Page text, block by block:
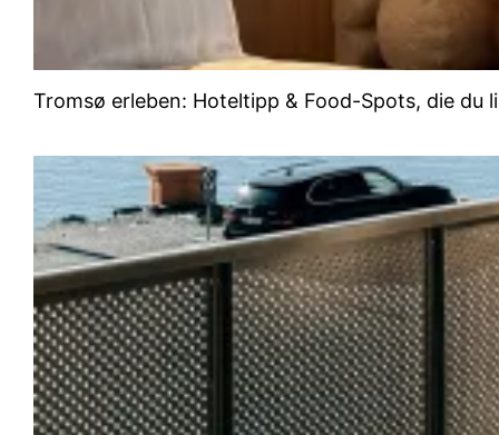
Tromsø erleben: Hoteltipp & Food-Spots, die du